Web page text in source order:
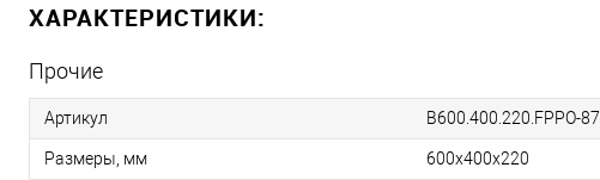
ХАРАКТЕРИСТИКИ:
Прочие
Артикул B600.400.220.FPPO-87
Размеры, мм 600х400х220